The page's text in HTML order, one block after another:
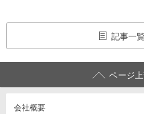
記事一
ページ
会社概要